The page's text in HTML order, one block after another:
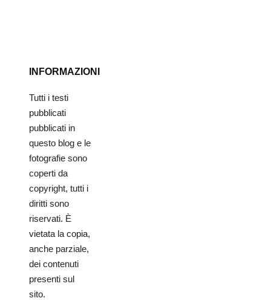
INFORMAZIONI
Tutti i testi
pubblicati
pubblicati in
questo blog e le
fotografie sono
coperti da
copyright, tutti i
diritti sono
riservati. È
vietata la copia,
anche parziale,
dei contenuti
presenti sul
sito.